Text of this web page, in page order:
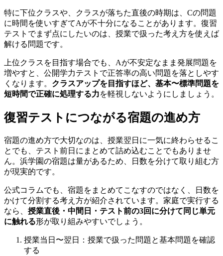
特に下位クラスや、クラスが落ちた直後の時期は、Cの問題
に時間を使いすぎてAが不十分になることがあります。復習
テストでまず点にしたいのは、授業で扱った考え方を使えば
解ける問題です。
上位クラスを目指す場合でも、Aが不安定なまま発展問題を
増やすと、公開学力テストで正答率の高い問題を落としやす
くなります。 クラスアップを目指すほど、基本〜標準問題を
短時間で正確に処理する力を軽視しないようにしましょう。
復習テストにつながる宿題の進め方
宿題の進め方で大切なのは、授業翌日に一気に終わらせるこ
とでも、テスト前日にまとめて詰め込むことでもありませ
ん。浜学園の宿題は量があるため、日数を分けて取り組む方
が現実的です。
公式コラムでも、宿題をまとめてこなすのではなく、日数を
かけて分割する考え方が紹介されています。家庭で実行する
なら、 授業直後・中間日・テスト前の3回に分けて同じ単元
に触れる形が取り組みやすいでしょう。
授業当日〜翌日：授業で扱った問題と基本問題を確認
する